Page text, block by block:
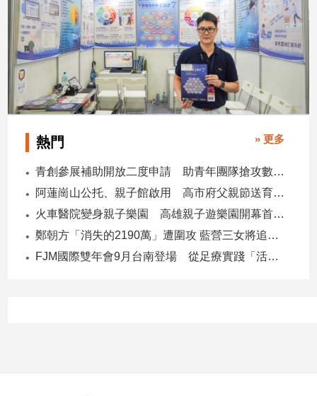
熱門 » 更多
青創參展補助開放二度申請 助青年團隊搶攻數位轉型商機
阿蓮崗山公托、親子館啟用 高市府父親節送育兒暖禮
火車醫院變身親子樂園 高雄親子遊樂園開幕首日爆棚
鄭朝方「消失的2190萬」遭圍攻 藍營三女將追金流 拿出還款證明
FJM國際雙年會9月台南登場 從足療實踐「活出愛」